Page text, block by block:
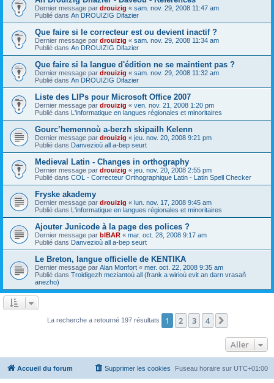
Dernier message par drouizig « sam. nov. 29, 2008 11:47 am
Publié dans An DROUIZIG Difazier
Que faire si le correcteur est ou devient inactif ?
Dernier message par drouizig « sam. nov. 29, 2008 11:34 am
Publié dans An DROUIZIG Difazier
Que faire si la langue d'édition ne se maintient pas ?
Dernier message par drouizig « sam. nov. 29, 2008 11:32 am
Publié dans An DROUIZIG Difazier
Liste des LIPs pour Microsoft Office 2007
Dernier message par drouizig « ven. nov. 21, 2008 1:20 pm
Publié dans L'informatique en langues régionales et minoritaires
Gourc’hemennoù a-berzh skipailh Kelenn
Dernier message par drouizig « jeu. nov. 20, 2008 9:21 pm
Publié dans Danvezioù all a-bep seurt
Medieval Latin - Changes in orthography
Dernier message par drouizig « jeu. nov. 20, 2008 2:55 pm
Publié dans COL - Correcteur Orthographique Latin - Latin Spell Checker
Fryske akademy
Dernier message par drouizig « lun. nov. 17, 2008 9:45 am
Publié dans L'informatique en langues régionales et minoritaires
Ajouter Junicode à la page des polices ?
Dernier message par bIBAR « mar. oct. 28, 2008 9:17 am
Publié dans Danvezioù all a-bep seurt
Le Breton, langue officielle de KENTIKA
Dernier message par Alan Monfort « mer. oct. 22, 2008 9:35 am
Publié dans Troidigezh meziantoù all (frank a wirioù evit an darn vrasañ
anezho)
La recherche a retourné 197 résultats 1 2 3 4
Aller
Accueil du forum Fuseau horaire sur UTC+01:00
Supprimer les cookies